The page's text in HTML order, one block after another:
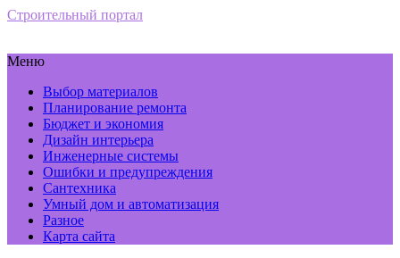
Строительный портал
Меню
Выбор материалов
Планирование ремонта
Бюджет и экономия
Дизайн интерьера
Инженерные системы
Ошибки и предупреждения
Сантехника
Умный дом и автоматизация
Разное
Карта сайта